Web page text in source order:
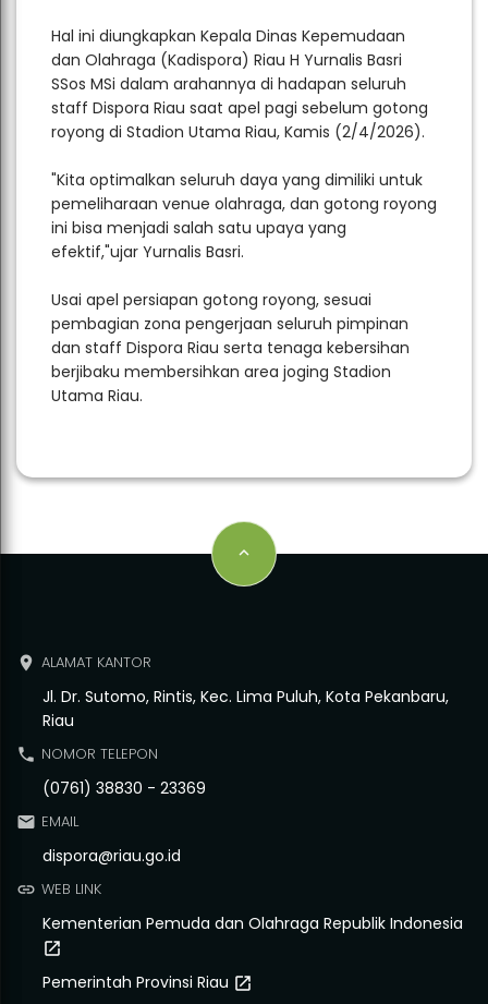
Hal ini diungkapkan Kepala Dinas Kepemudaan
dan Olahraga (Kadispora) Riau H Yurnalis Basri
SSos MSi dalam arahannya di hadapan seluruh
staff Dispora Riau saat apel pagi sebelum gotong
royong di Stadion Utama Riau, Kamis (2/4/2026).
"Kita optimalkan seluruh daya yang dimiliki untuk
pemeliharaan venue olahraga, dan gotong royong
ini bisa menjadi salah satu upaya yang
efektif,"ujar Yurnalis Basri.
Usai apel persiapan gotong royong, sesuai
pembagian zona pengerjaan seluruh pimpinan
dan staff Dispora Riau serta tenaga kebersihan
berjibaku membersihkan area joging Stadion
Utama Riau.
keyboard_arrow_up
place ALAMAT KANTOR
Jl. Dr. Sutomo, Rintis, Kec. Lima Puluh, Kota Pekanbaru,
Riau
phone NOMOR TELEPON
(0761) 38830 - 23369
email EMAIL
dispora@riau.go.id
link WEB LINK
Kementerian Pemuda dan Olahraga Republik Indonesia
open_in_new
Pemerintah Provinsi Riau open_in_new